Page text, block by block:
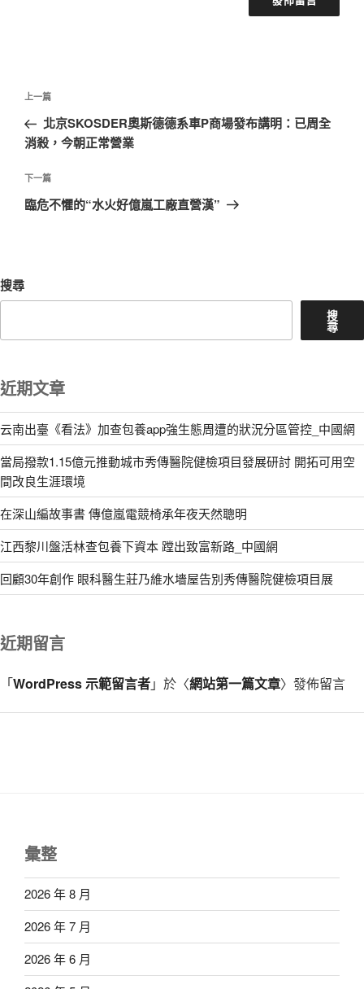
文
導
覽
上
一
篇
章
上一篇
北京SKOSDER奧斯德德系車P商場發布講明：已周全
消殺，今朝正常營業
下
一
下一篇
臨危不懼的“水火好億嵐工廠直營漢”
搜尋
搜
尋
近期文章
云南出臺《看法》加查包養app強生態周遭的狀況分區管控_中國網
當局撥款1.15億元推動城市秀傳醫院健檢項目發展研討 開拓可用空
間改良生涯環境
在深山編故事書 傳億嵐電競椅承年夜天然聰明
江西黎川盤活林查包養下資本 蹚出致富新路_中國網
回顧30年創作 眼科醫生莊乃維水墻屋告別秀傳醫院健檢項目展
近期留言
「WordPress 示範留言者」於〈網站第一篇文章〉發佈留言
彙整
2026 年 8 月
2026 年 7 月
2026 年 6 月